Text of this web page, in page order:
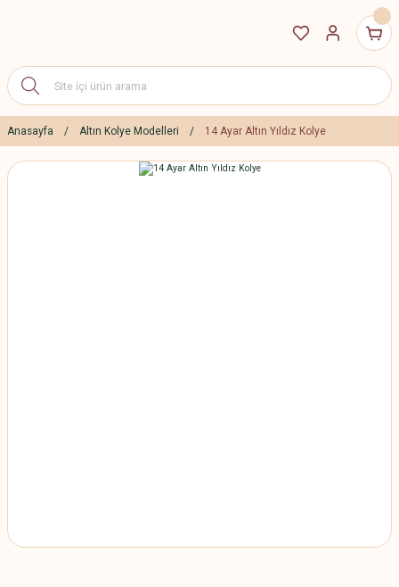
Anasayfa Altın Kolye Modelleri 14 Ayar Altın Yıldız Kolye